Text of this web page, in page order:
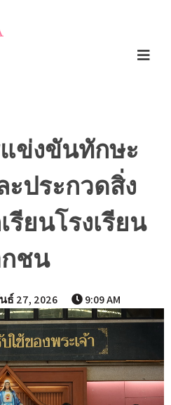
ข่งขันทักษะ
ประกวดสิ่ง
ยนโรงเรียน
กชน
27, 2026 9:09 AM